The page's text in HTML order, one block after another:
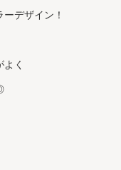
デザイン！
く